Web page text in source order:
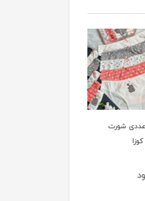
شورت